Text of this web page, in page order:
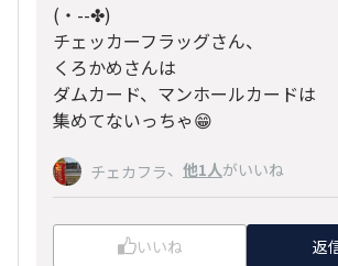
(・­­--✤)
チェッカーフラッグさん、
くろかめさんは
ダムカード、マンホールカードは
集めてないっちゃ😁
チェカフラ、 他1人がいいね
いいね 返